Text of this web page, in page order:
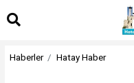
Haberler Hatay Haber